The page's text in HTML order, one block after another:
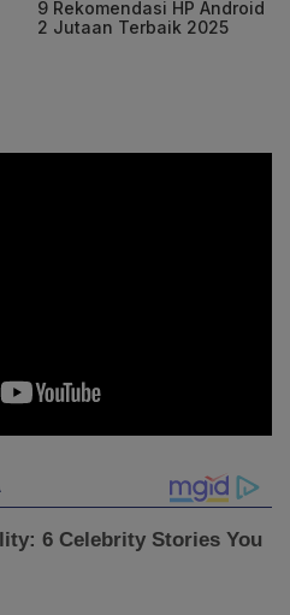
9 Rekomendasi HP Android
2 Jutaan Terbaik 2025